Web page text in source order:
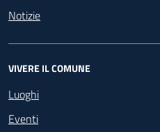
Notizie
VIVERE IL COMUNE
Luoghi
Eventi